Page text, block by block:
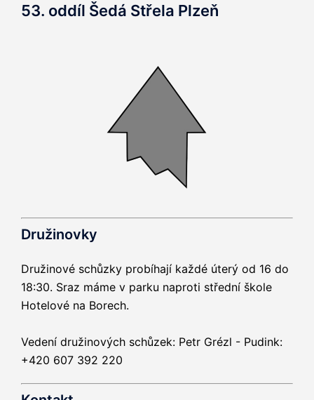
53. oddíl Šedá Střela Plzeň
Družinovky
Družinové schůzky probíhají každé úterý od 16 do
18:30. Sraz máme v parku naproti střední škole
Hotelové na Borech.
Vedení družinových schůzek: Petr Grézl - Pudink:
+420 607 392 220